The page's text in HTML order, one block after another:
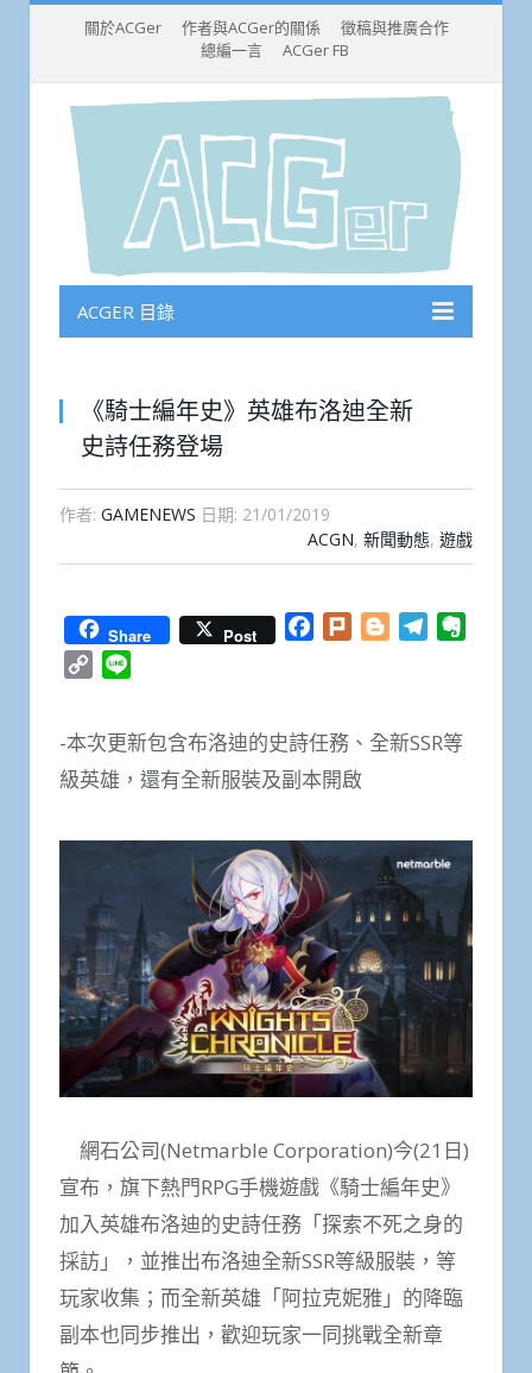
關於ACGer 作者與ACGer的關係
徵稿與推廣合作
總編一言
ACGer FB
ACGER 目錄
《騎士編年史》英雄布洛迪全新
史詩任務登場
作者: GAMENEWS 日期: 21/01/2019
ACGN, 新聞動態, 遊戲
Share Post Facebook
Plurk BloggerTelegram
Copy
-本次更新包含布洛迪的史詩任務、全新SSR等
級英雄，還有全新服裝及副本開啟
網石公司(Netmarble Corporation)今(21日)
宣布，旗下熱門RPG手機遊戲《騎士編年史》
加入英雄布洛迪的史詩任務「探索不死之身的
採訪」，並推出布洛迪全新SSR等級服裝，等
玩家收集；而全新英雄「阿拉克妮雅」的降臨
副本也同步推出，歡迎玩家一同挑戰全新章